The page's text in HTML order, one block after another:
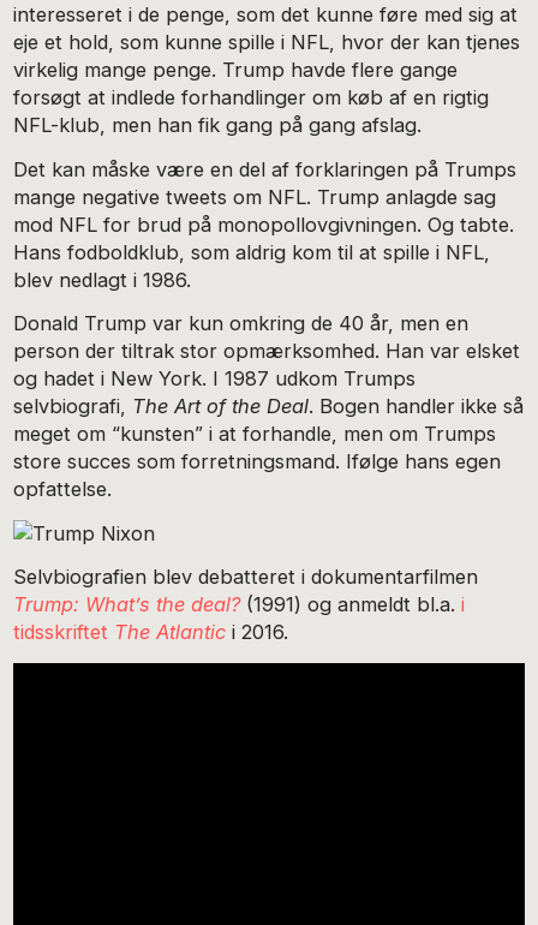
interesseret i de penge, som det kunne føre med sig at
eje et hold, som kunne spille i NFL, hvor der kan tjenes
virkelig mange penge. Trump havde flere gange
forsøgt at indlede forhandlinger om køb af en rigtig
NFL-klub, men han fik gang på gang afslag.
Det kan måske være en del af forklaringen på Trumps
mange negative tweets om NFL. Trump anlagde sag
mod NFL for brud på monopollovgivningen. Og tabte.
Hans fodboldklub, som aldrig kom til at spille i NFL,
blev nedlagt i 1986.
Donald Trump var kun omkring de 40 år, men en
person der tiltrak stor opmærksomhed. Han var elsket
og hadet i New York. I 1987 udkom Trumps
selvbiografi, The Art of the Deal. Bogen handler ikke så
meget om “kunsten” i at forhandle, men om Trumps
store succes som forretningsmand. Ifølge hans egen
opfattelse.
Selvbiografien blev debatteret i dokumentarfilmen
Trump: What’s the deal?(1991) og anmeldt bl.a. i
tidsskriftet The Atlantic i 2016.